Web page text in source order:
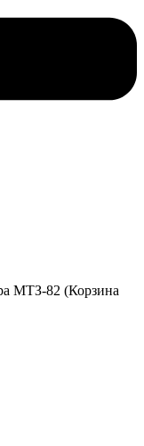
МТЗ-82 (Корзина